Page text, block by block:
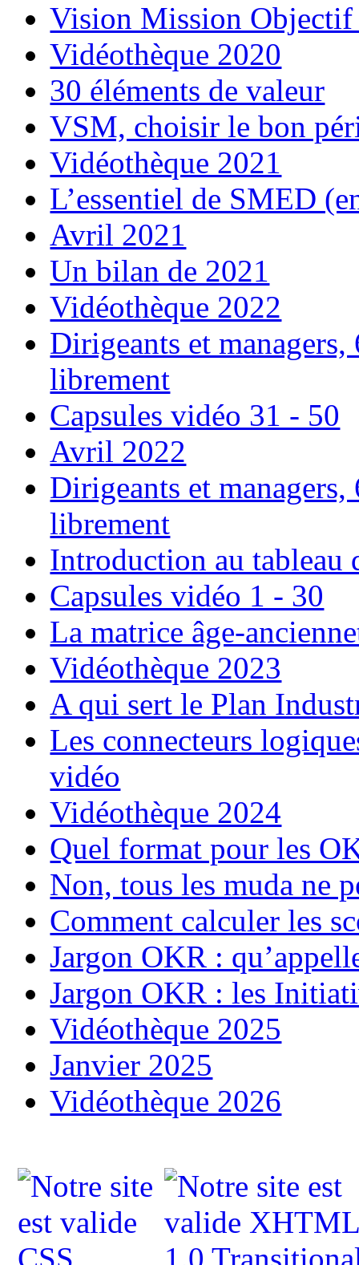
Vision Mission
Vidéothèque 2020
30 éléments de valeur
VSM, choisir le bon
Vidéothèque 2021
L’essentiel de SMED
Avril 2021
Un bilan de 2021
Vidéothèque 2022
Dirigeants et
librement
Capsules vidéo 31 - 50
Avril 2022
Dirigeants et
librement
Introduction au tableau
Capsules vidéo 1 - 30
La matrice âge-
Vidéothèque 2023
A qui sert le Plan
Les connecteurs
vidéo
Vidéothèque 2024
Quel format pour les
Non, tous les muda ne
Comment calculer les
Jargon OKR :
Jargon OKR : les
Vidéothèque 2025
Janvier 2025
Vidéothèque 2026